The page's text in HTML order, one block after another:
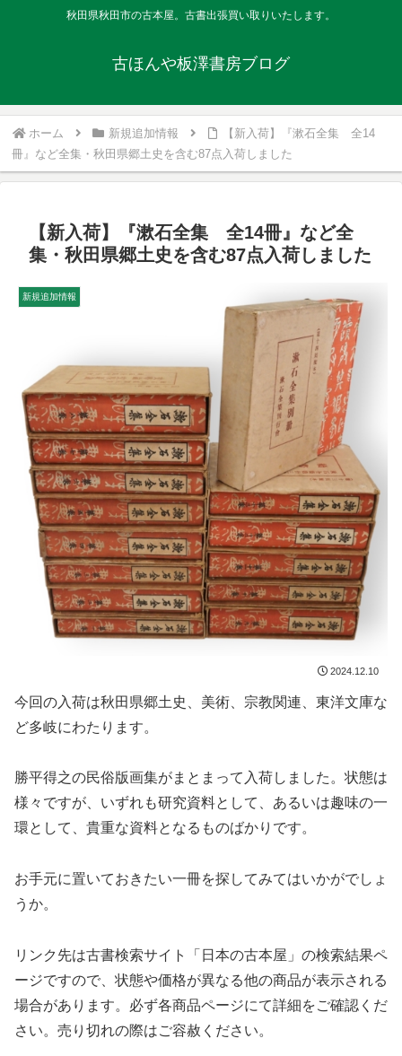
秋田県秋田市の古本屋。古書出張買い取りいたします。
古ほんや板澤書房ブログ
ホーム 新規追加情報
【新入荷】『漱石全集 全14
冊』など全集・秋田県郷土史を含む87点入荷しました
【新入荷】『漱石全集 全14冊』など全
集・秋田県郷土史を含む87点入荷しました
新規追加情報
2024.12.10
今回の入荷は秋田県郷土史、美術、宗教関連、東洋文庫な
ど多岐にわたります。
勝平得之の民俗版画集がまとまって入荷しました。状態は
様々ですが、いずれも研究資料として、あるいは趣味の一
環として、貴重な資料となるものばかりです。
お手元に置いておきたい一冊を探してみてはいかがでしょ
うか。
リンク先は古書検索サイト「日本の古本屋」の検索結果ペ
ージですので、状態や価格が異なる他の商品が表示される
場合があります。必ず各商品ページにて詳細をご確認くだ
さい。売り切れの際はご容赦ください。